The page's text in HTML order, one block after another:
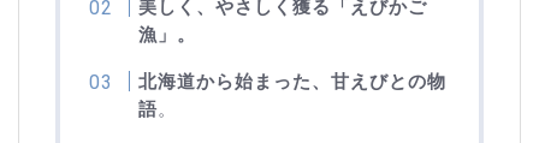
美しく、やさしく獲る「えびかご
漁」。
北海道から始まった、甘えびとの物
語。